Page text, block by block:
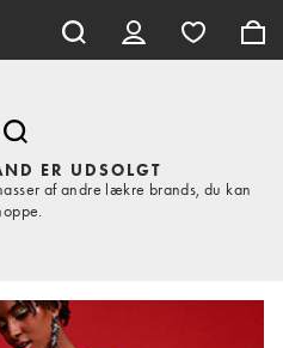
ER UDSOLGT
af andre lækre brands, du kan